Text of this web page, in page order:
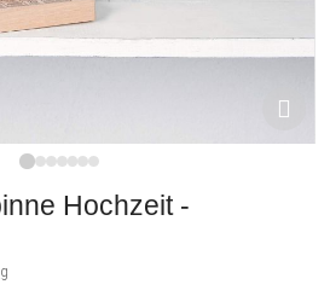
Hochzeit -